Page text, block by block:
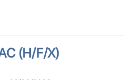
(H/F/X)